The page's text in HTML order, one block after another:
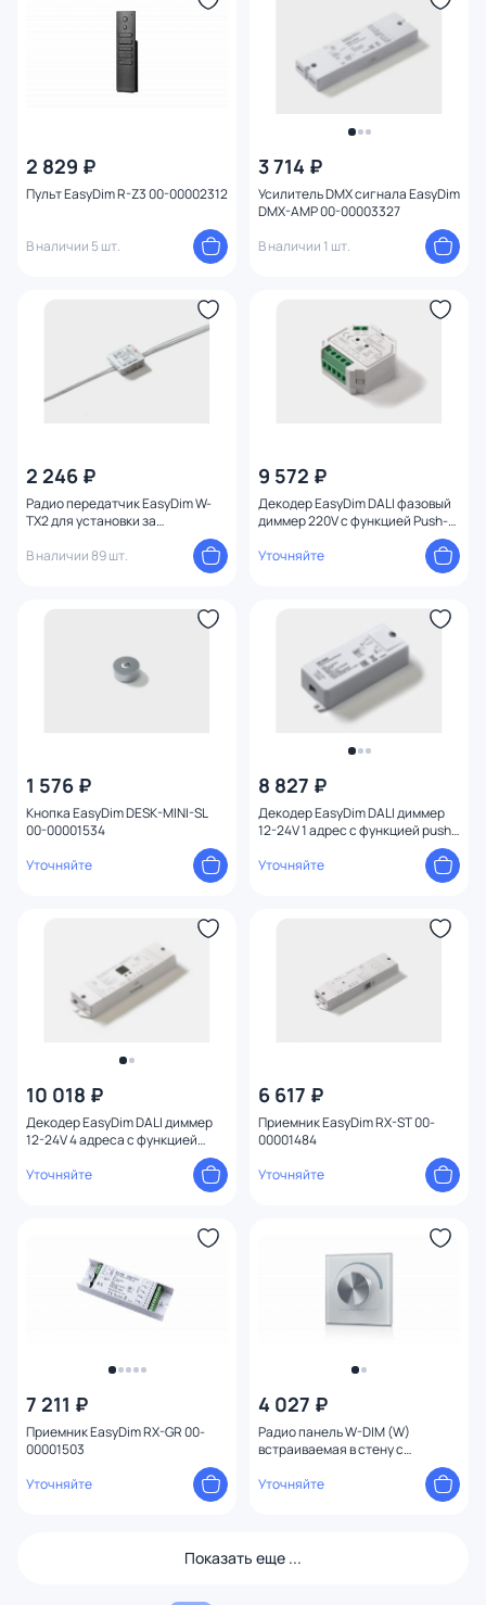
2 829 ₽
Пульт EasyDim R-Z3 00-00002312
В наличии 5 шт.
3 714 ₽
Усилитель DMX сигнала EasyDim
DMX-AMP 00-00003327
В наличии 1 шт.
2 246 ₽
Радио передатчик EasyDim W-
TX2 для установки за
производителей на 2 зоны 00-
В наличии 89 шт.
9 572 ₽
Декодер EasyDim DALI фазовый
диммер 220V с функцией Push-
Уточняйте
1 576 ₽
Кнопка EasyDim DESK-MINI-SL
00-00001534
Уточняйте
8 827 ₽
Декодер EasyDim DALI диммер
12-24V 1 адрес с функцией push-
Уточняйте
10 018 ₽
Декодер EasyDim DALI диммер
12-24V 4 адреса с функцией
Уточняйте
6 617 ₽
Приемник EasyDim RX-ST 00-
00001484
Уточняйте
7 211 ₽
Приемник EasyDim RX-GR 00-
00001503
Уточняйте
4 027 ₽
Радио панель W-DIM (W)
встраиваемая в стену с
00001508 белая
Уточняйте
Показать еще ...